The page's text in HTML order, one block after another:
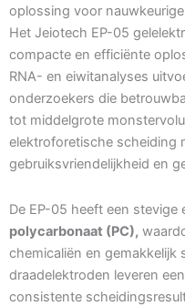
oplossing voor
Het Jeiotech EP-05
compacte en efficiënte
RNA- en eiwitanalyses
onderzoekers die
tot middelgrote
elektroforetische scheiding
gebruiksvriendelijkheid en
De EP-05 heeft een
polycarbonaat (PC),
chemicaliën en gemakkelijk
draadelektroden leveren
consistente